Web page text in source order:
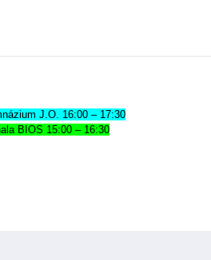
J.O. 16:00 – 17:30
BIOS 15:00 – 16:30